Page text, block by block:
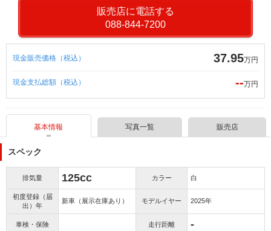
販売店に電話する
088-844-7200
現金販売価格（税込） 37.95万円
現金支払総額（税込） --万円
基本情報 写真一覧 販売店
スペック
排気量 125cc カラー 白
初度登録（届
出）年
新車（展示在庫あり） モデルイヤー 2025年
車検・保険 走行距離 -